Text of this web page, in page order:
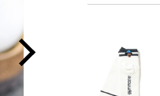
Next